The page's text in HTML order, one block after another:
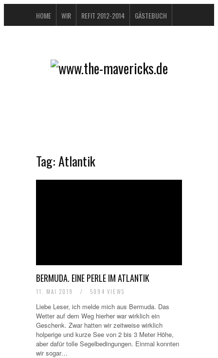
HOME WIR REFIT 2012-2014 GÄSTEBUCH
DATENSCHUTZERKLÄRUNG
Tag:Atlantik
BERMUDA. EINE PERLE IM ATLANTIK
11. MAI 2019 / 5094 VIEWS
Liebe Leser, ich melde mich aus Bermuda. Das
Wetter auf dem Weg hierher war wirklich ein
Geschenk. Zwar hatten wir zeitweise wirklich
holperige und kurze See von 2 bis 3 Meter Höhe,
aber dafür tolle Segelbedingungen. Einmal konnten
wir sogar…